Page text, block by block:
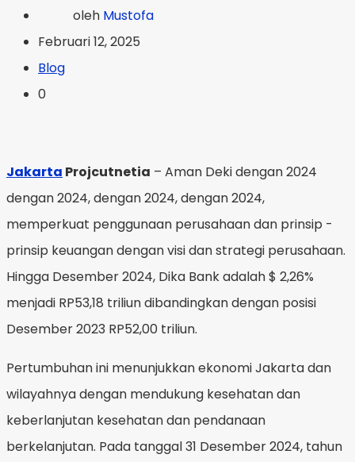
oleh Mustofa
Februari 12, 2025
Blog
0
Jakarta Projcutnetia – Aman Deki dengan 2024
dengan 2024, dengan 2024, dengan 2024,
memperkuat penggunaan perusahaan dan prinsip -
prinsip keuangan dengan visi dan strategi perusahaan.
Hingga Desember 2024, Dika Bank adalah $ 2,26%
menjadi RP53,18 triliun dibandingkan dengan posisi
Desember 2023 RP52,00 triliun.
Pertumbuhan ini menunjukkan ekonomi Jakarta dan
wilayahnya dengan mendukung kesehatan dan
keberlanjutan kesehatan dan pendanaan
berkelanjutan. Pada tanggal 31 Desember 2024, tahun